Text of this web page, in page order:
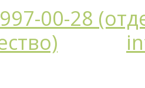
00-28